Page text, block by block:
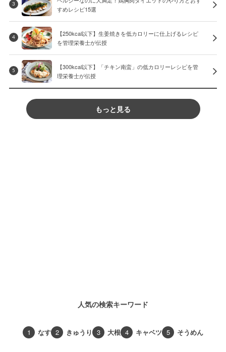
3
すめレシピ15選
4
【250kcal以下】生姜焼きを低カロリーに仕上げるレシピ
を管理栄養士が伝授
5
【300kcal以下】「チキン南蛮」の低カロリーレシピを管
理栄養士が伝授
もっと見る
人気の検索キーワード
1 なす 2 きゅうり 3 大根 4 キャベツ 5 そうめん